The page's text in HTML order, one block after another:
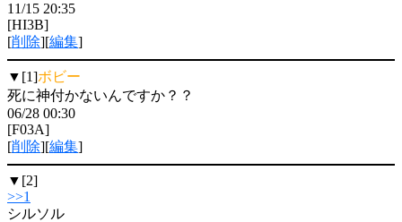
11/15 20:35
[HI3B]
[削除][編集]
▼[1]ボビー
死に神付かないんですか？？
06/28 00:30
[F03A]
[削除][編集]
▼[2]
>>1
シルソル